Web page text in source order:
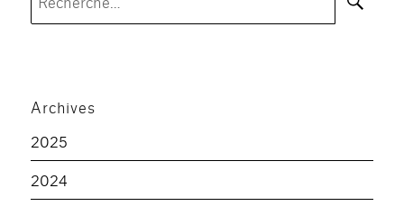
Archives
2025
2024